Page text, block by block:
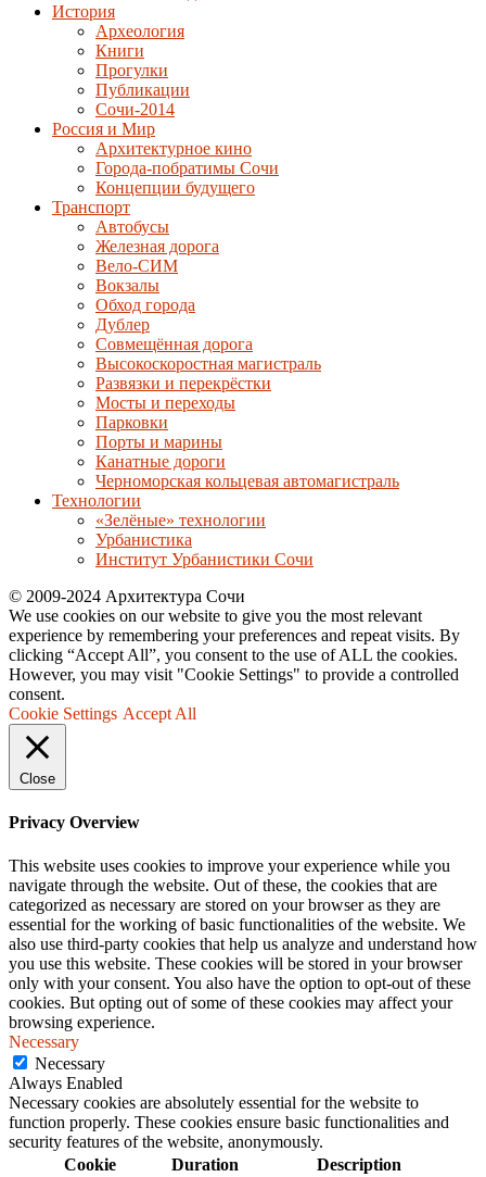
История
Археология
Книги
Прогулки
Публикации
Сочи-2014
Россия и Мир
Архитектурное кино
Города-побратимы Сочи
Концепции будущего
Транспорт
Автобусы
Железная дорога
Вело-СИМ
Вокзалы
Обход города
Дублер
Совмещённая дорога
Высокоскоростная магистраль
Развязки и перекрёстки
Мосты и переходы
Парковки
Порты и марины
Канатные дороги
Черноморская кольцевая автомагистраль
Технологии
«Зелёные» технологии
Урбанистика
Институт Урбанистики Сочи
© 2009-2024 Архитектура Сочи
We use cookies on our website to give you the most relevant
experience by remembering your preferences and repeat visits. By
clicking “Accept All”, you consent to the use of ALL the cookies.
However, you may visit "Cookie Settings" to provide a controlled
consent.
Cookie Settings Accept All
Close
Privacy Overview
This website uses cookies to improve your experience while you
navigate through the website. Out of these, the cookies that are
categorized as necessary are stored on your browser as they are
essential for the working of basic functionalities of the website. We
also use third-party cookies that help us analyze and understand how
you use this website. These cookies will be stored in your browser
only with your consent. You also have the option to opt-out of these
cookies. But opting out of some of these cookies may affect your
browsing experience.
Necessary
Necessary
Always Enabled
Necessary cookies are absolutely essential for the website to
function properly. These cookies ensure basic functionalities and
security features of the website, anonymously.
Cookie
Duration Description